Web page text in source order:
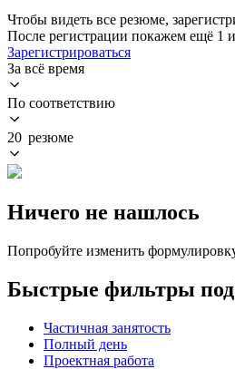
Чтобы видеть все резюме,
После регистрации покажем ещё 1
Зарегистрироваться
За всё время
По соответствию
20 резюме
Ничего не нашлось
Попробуйте изменить
Быстрые фильтры
Частичная занятость
Полный день
Проектная работа